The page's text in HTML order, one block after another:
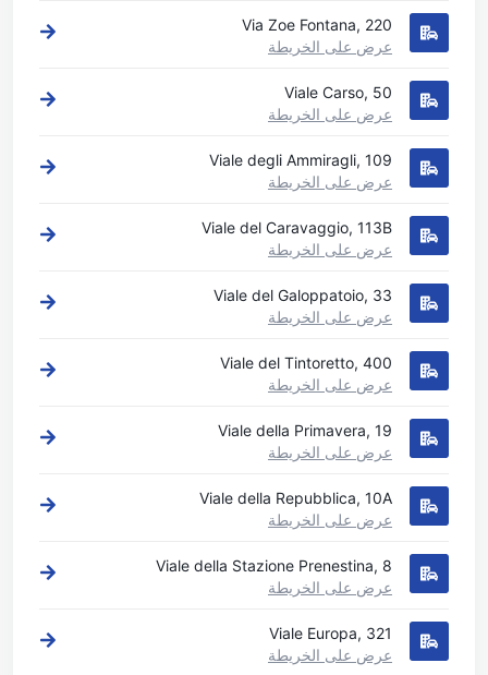
Via Zoe Fontana, 220
عرض على الخريطة
Viale Carso, 50
عرض على الخريطة
Viale degli Ammiragli, 109
عرض على الخريطة
Viale del Caravaggio, 113B
عرض على الخريطة
Viale del Galoppatoio, 33
عرض على الخريطة
Viale del Tintoretto, 400
عرض على الخريطة
Viale della Primavera, 19
عرض على الخريطة
Viale della Repubblica, 10A
عرض على الخريطة
Viale della Stazione Prenestina, 8
عرض على الخريطة
Viale Europa, 321
عرض على الخريطة